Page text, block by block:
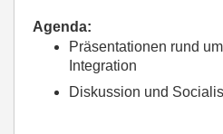
Agenda:
Präsentationen rund
Integration
Diskussion und